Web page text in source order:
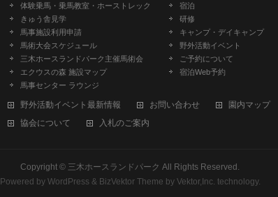
体験乗馬・乗馬教室・ホーストレック
きゅう舎見学
馬事施設利用申請
馬術大会スケジュール
三木ホースランドパーク主催馬術会
エクウスの森 施設マップ
馬事センター ラウンジ
宿泊
研修
キャンプ・デイキャンプ
野外活動イベント
ご予約について
宿泊Web予約
野外活動イベント最新情報 お問い合わせ 園内マップ
協会について
入札のご案内
Copyright © 三木ホースランドパーク All Rights Reserved.
Powered by WordPress & BizVektor Theme by Vektor,Inc. technology.